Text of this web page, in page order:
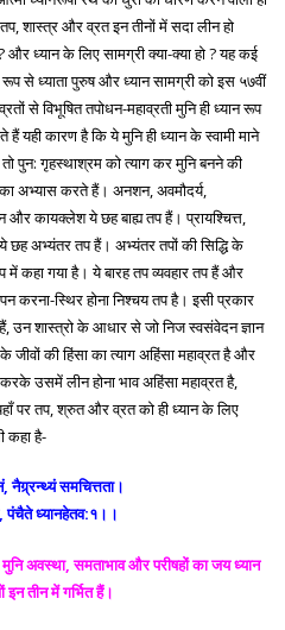
शास्त्र और व्रत इन तीनों में सदा लीन हो
और ध्यान के लिए सामग्री क्या-क्या हो ? यह कई
से ध्याता पुरुष और ध्यान सामग्री को इस ५७वीं
से विभूषित तपोधन-महाव्रती मुनि ही ध्यान रूप
यही कारण है कि ये मुनि ही ध्यान के स्वामी माने
पुन: गृहस्थाश्रम को त्याग कर मुनि बनने की
अभ्यास करते हैं। अनशन, अवमौदर्य,
और कायक्लेश ये छह बाह्य तप हैं। प्रायश्चित्त,
ये छह अभ्यंतर तप हैं। अभ्यंतर तपों की सिद्धि के
कहा गया है। ये बारह तप व्यवहार तप हैं और
स्थिर होना निश्चय तप है। इसी प्रकार
उन शास्त्रो के आधार से जो निज स्वसंवेदन ज्ञान
की हिंसा का त्याग अहिंसा महाव्रत है और
उसमें लीन होना भाव अहिंसा महाव्रत है,
पर तप, श्रुत और व्रत को ही ध्यान के लिए
कहा है-
नैग्र्रन्थ्यं समचित्तता।
पंचैते ध्यानहेतव:१।।
मुनि अवस्था, समताभाव और परीषहों का जय ध्यान
तीन में गर्भित हैं।